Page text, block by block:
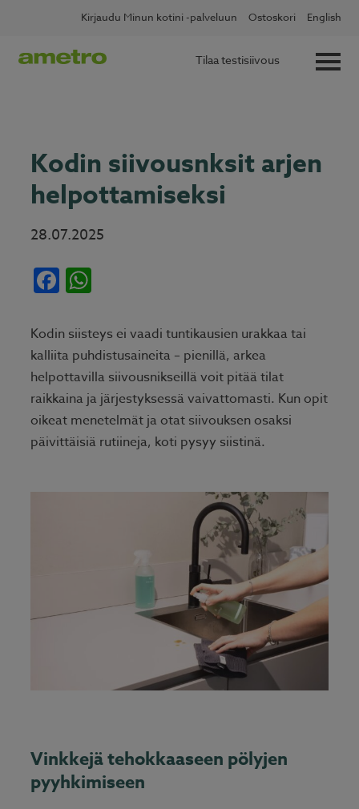
content
Kirjaudu Minun kotini -palveluun Ostoskori English
Tilaa testisiivous
Kotitalousvähennys nyt 60 % Lue lisää ✖
Kodin siivousnksit arjen
helpottamiseksi
28.07.2025
Facebook
Kodin siisteys ei vaadi tuntikausien urakkaa tai
kalliita puhdistusaineita – pienillä, arkea
helpottavilla siivousnikseillä voit pitää tilat
raikkaina ja järjestyksessä vaivattomasti. Kun opit
oikeat menetelmät ja otat siivouksen osaksi
päivittäisiä rutiineja, koti pysyy siistinä.
Vinkkejä tehokkaaseen pölyjen
pyyhkimiseen